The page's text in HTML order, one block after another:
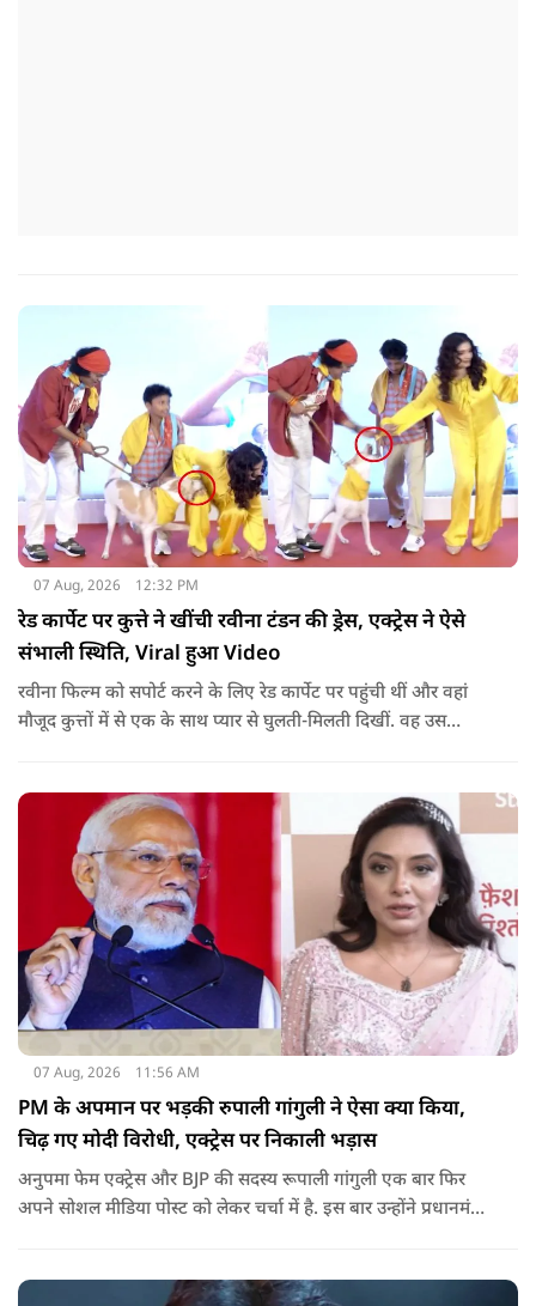
07 Aug, 2026 12:32 PM
रेड कार्पेट पर कुत्ते ने खींची रवीना टंडन की ड्रेस, एक्ट्रेस ने ऐसे
संभाली स्थिति, Viral हुआ Video
रवीना फिल्म को सपोर्ट करने के लिए रेड कार्पेट पर पहुंची थीं और वहां
मौजूद कुत्तों में से एक के साथ प्यार से घुलती-मिलती दिखीं. वह उस
खड़ी हुईं, तो कुत्ते का ध्यान उनकी पीली ड्रेस की लटकती हुई डोरी और
आस्तीन पर चला गया.
07 Aug, 2026 11:56 AM
PM के अपमान पर भड़की रुपाली गांगुली ने ऐसा क्या किया,
चिढ़ गए मोदी विरोधी, एक्ट्रेस पर निकाली भड़ास
अनुपमा फेम एक्ट्रेस और BJP की सदस्य रूपाली गांगुली एक बार फिर
अपने सोशल मीडिया पोस्ट को लेकर चर्चा में है. इस बार उन्होंने प्रधानमंत्री
रिएक्शन की भाड़ आ गई है.